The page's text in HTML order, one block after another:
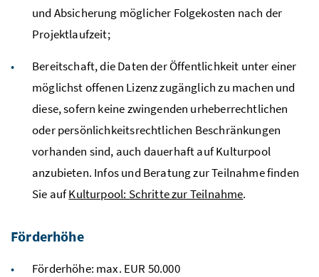
und Absicherung möglicher Folgekosten nach der
Projektlaufzeit;
Bereitschaft, die Daten der Öffentlichkeit unter einer
möglichst offenen Lizenz zugänglich zu machen und
diese, sofern keine zwingenden urheberrechtlichen
oder persönlichkeitsrechtlichen Beschränkungen
vorhanden sind, auch dauerhaft auf Kulturpool
anzubieten. Infos und Beratung zur Teilnahme finden
Sie aufKulturpool: Schritte zur Teilnahme.
Förderhöhe
Förderhöhe: max. EUR 50.000